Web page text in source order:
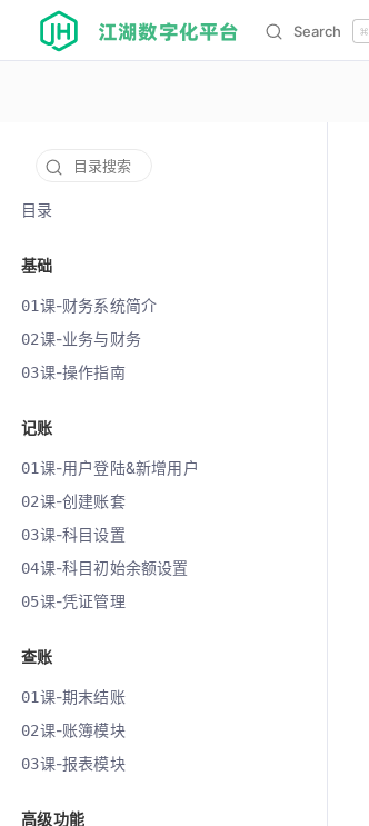
江湖数字化平台 Search ⌘
目录搜索
目录
基础
01课-财务系统简介
02课-业务与财务
03课-操作指南
记账
01课-用户登陆&新增用户
02课-创建账套
03课-科目设置
04课-科目初始余额设置
05课-凭证管理
查账
01课-期末结账
02课-账簿模块
03课-报表模块
高级功能